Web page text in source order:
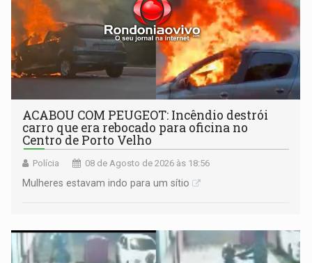
ACABOU COM PEUGEOT: Incêndio destrói
carro que era rebocado para oficina no
Centro de Porto Velho
Polícia 08 de Agosto de 2026 às 18:56
Mulheres estavam indo para um sítio